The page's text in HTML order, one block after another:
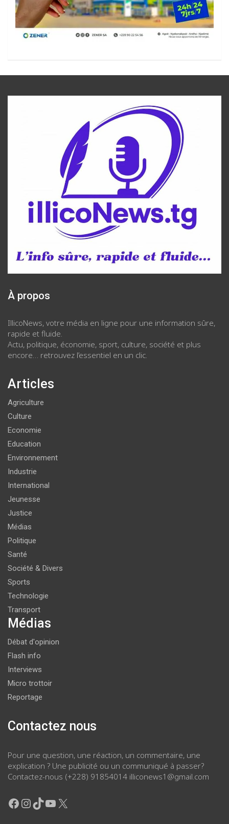
À propos
IllicoNews, votre média en ligne pour une information sûre,
rapide et fluide.
Actu, politique, économie, sport, culture, société et plus
encore… retrouvez l’essentiel en un clic.
Articles
Agriculture
Culture
Economie
Education
Environnement
Industrie
International
Jeunesse
Justice
Médias
Politique
Santé
Société & Divers
Sports
Technologie
Transport
Médias
Débat d'opinion
Flash info
Interviews
Micro trottoir
Reportage
Contactez nous
Pour une question, une réaction, un commentaire, une
explication ? Une publicité ou un communiqué à passer?
Contactez-nous (+228) 91854014 illiconews1@gmail.com
Facebook
Instagram
TikTok
YouTube
X